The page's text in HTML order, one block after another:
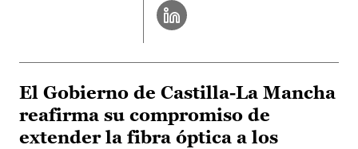
El Gobierno de Castilla-La Mancha
reafirma su compromiso de
extender la fibra óptica a los